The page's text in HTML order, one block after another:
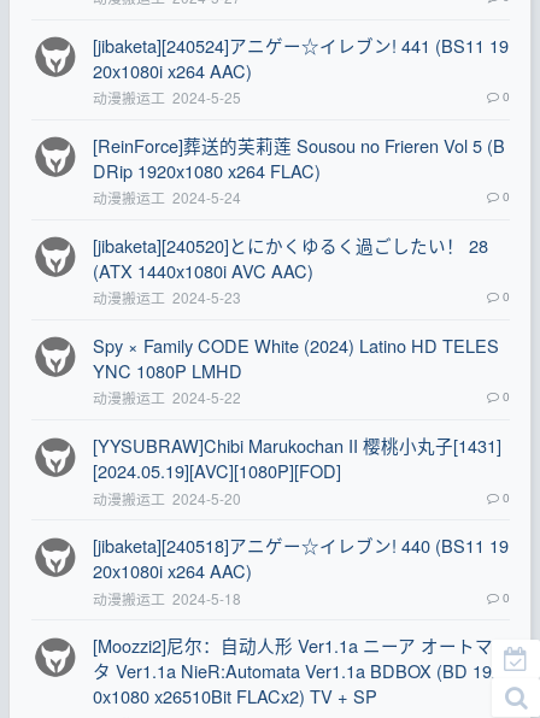
[jibaketa][240524]アニゲー☆イレブン! 441 (BS11 19
20x1080i x264 AAC)
动漫搬运工 2024-5-25 0
[ReinForce]葬送的芙莉莲 Sousou no Frieren Vol 5 (B
DRip 1920x1080 x264 FLAC)
动漫搬运工 2024-5-24 0
[jibaketa][240520]とにかくゆるく過ごしたい！ 28
(ATX 1440x1080i AVC AAC)
动漫搬运工 2024-5-23 0
Spy × Family CODE White (2024) Latino HD TELES
YNC 1080P LMHD
动漫搬运工 2024-5-22 0
[YYSUBRAW]Chibi Marukochan II 樱桃小丸子[1431]
[2024.05.19][AVC][1080P][FOD]
动漫搬运工 2024-5-20 0
[jibaketa][240518]アニゲー☆イレブン! 440 (BS11 19
20x1080i x264 AAC)
动漫搬运工 2024-5-18 0
[Moozzi2]尼尔：自动人形 Ver1.1a ニーア オートマ
タ Ver1.1a NieR:Automata Ver1.1a BDBOX (BD 192
0x1080 x26510Bit FLACx2) TV + SP